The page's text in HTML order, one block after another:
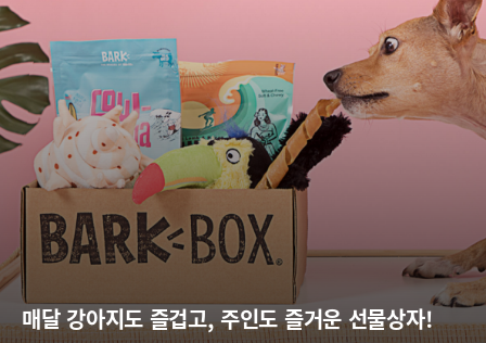
매달 강아지도 즐겁고, 주인도 즐거운 선물상자!